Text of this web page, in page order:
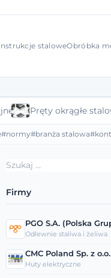
staloweObróbka
Pręty okrągłe
#normy#branża stalowa
Szukaj:
Firmy
PGO S.A. (Polska
Odlewnie staliwa i żeliwa
CMC Poland Sp. z o.o.
Huty elektryczne